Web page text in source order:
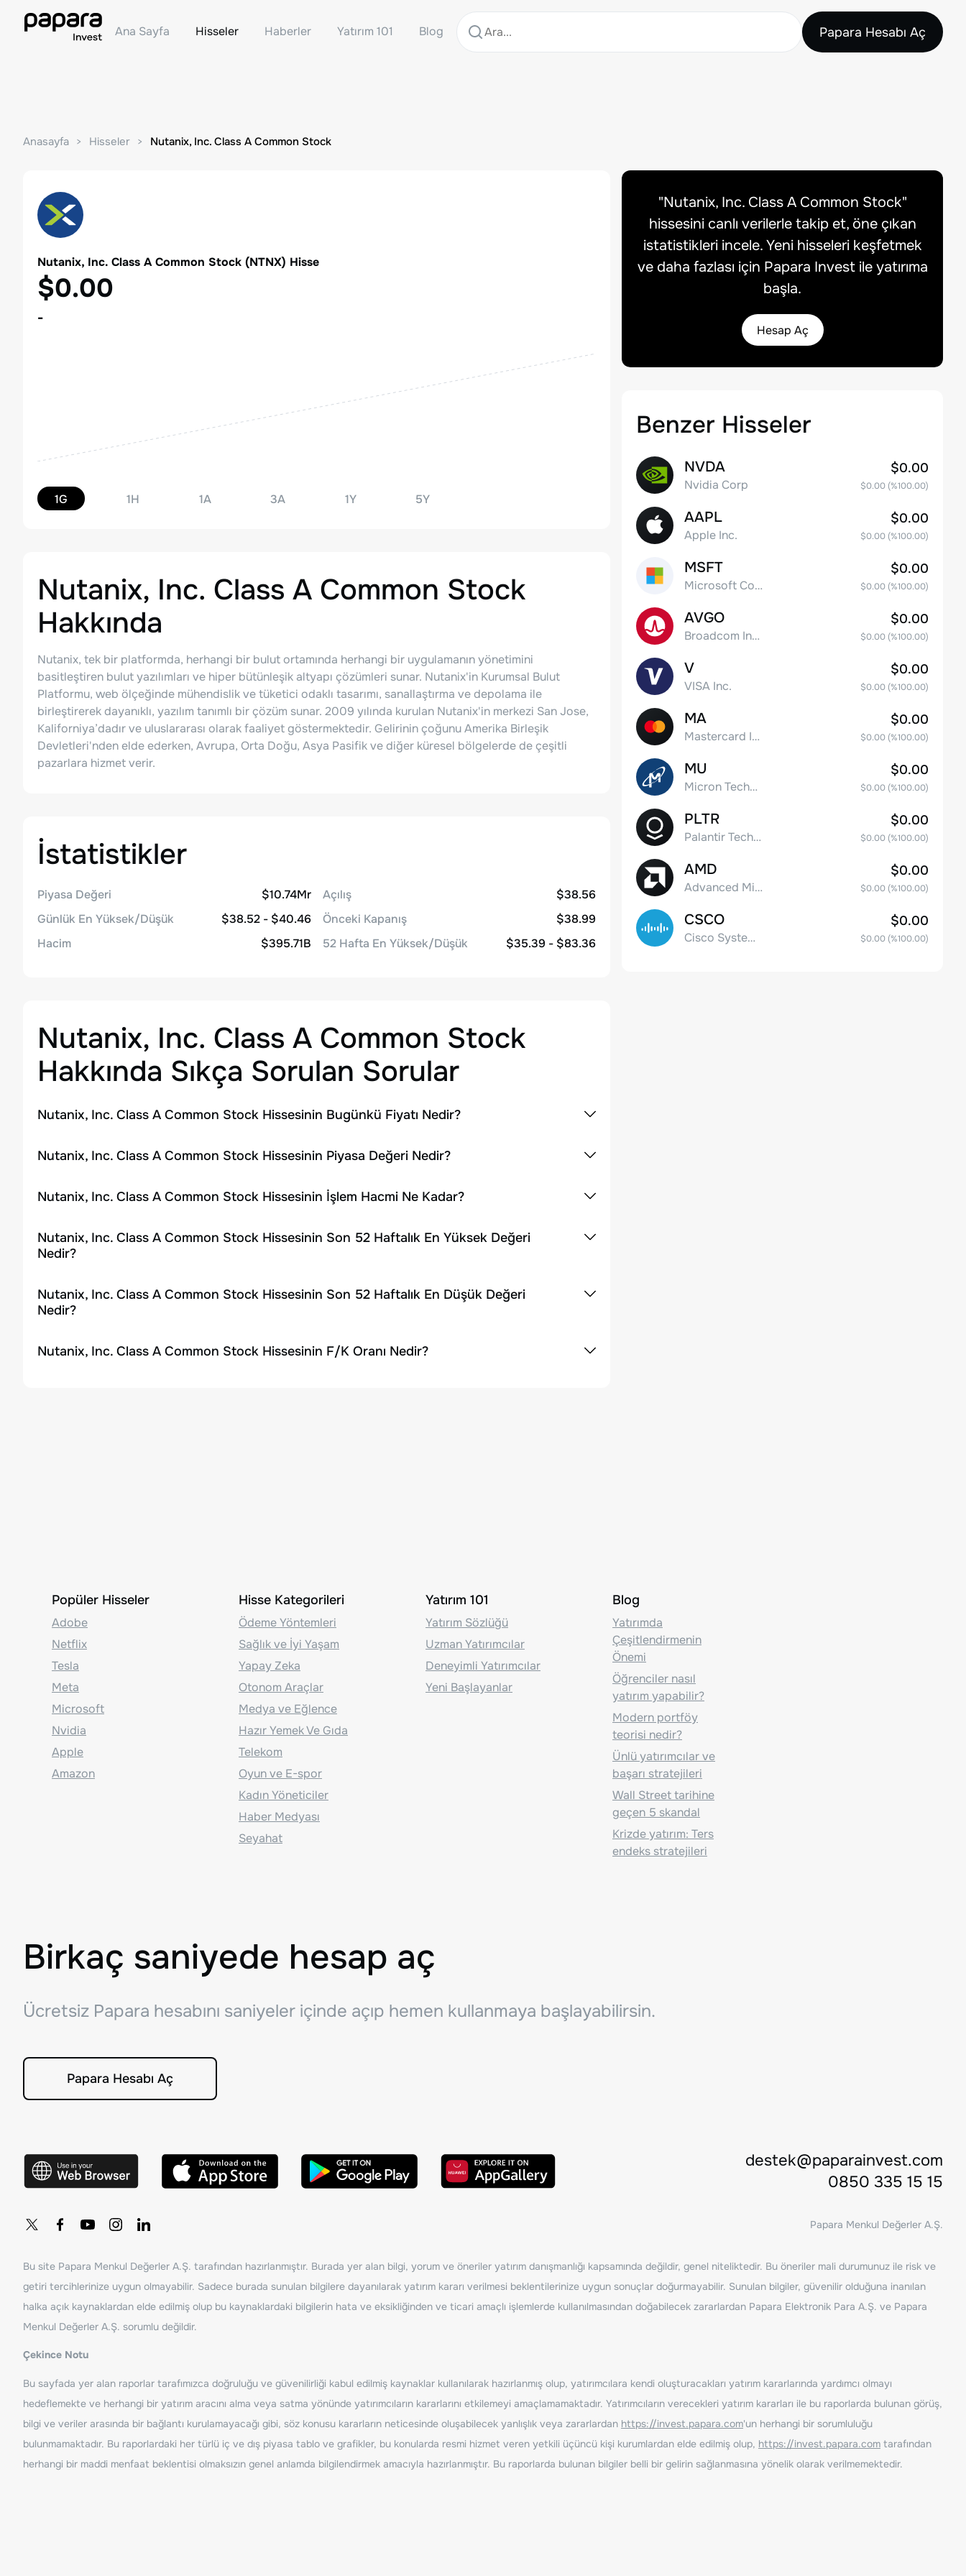
Ana Sayfa Hisseler Haberler Yatırım 101 Blog Papara Hesabı Aç
Anasayfa Hisseler Nutanix, Inc. Class A Common Stock
Nutanix, Inc. Class A Common Stock (NTNX) Hisse
$0.00
-
1G 1H 1A 3A 1Y 5Y
Nutanix, Inc. Class A Common Stock
Hakkında
Nutanix, tek bir platformda, herhangi bir bulut ortamında herhangi bir uygulamanın yönetimini
basitleştiren bulut yazılımları ve hiper bütünleşik altyapı çözümleri sunar. Nutanix'in Kurumsal Bulut
Platformu, web ölçeğinde mühendislik ve tüketici odaklı tasarımı, sanallaştırma ve depolama ile
birleştirerek dayanıklı, yazılım tanımlı bir çözüm sunar. 2009 yılında kurulan Nutanix'in merkezi San Jose,
Kaliforniya’dadır ve uluslararası olarak faaliyet göstermektedir. Gelirinin çoğunu Amerika Birleşik
Devletleri'nden elde ederken, Avrupa, Orta Doğu, Asya Pasifik ve diğer küresel bölgelerde de çeşitli
pazarlara hizmet verir.
İstatistikler
Piyasa Değeri
$10.74Mr
Günlük En Yüksek/Düşük
$38.52 - $40.46
Hacim
$395.71B
Açılış
$38.56
Önceki Kapanış
$38.99
52 Hafta En Yüksek/Düşük
$35.39 - $83.36
Nutanix, Inc. Class A Common Stock
Hakkında Sıkça Sorulan Sorular
Nutanix, Inc. Class A Common Stock Hissesinin Bugünkü Fiyatı Nedir?
Nutanix, Inc. Class A Common Stock Hissesinin Piyasa Değeri Nedir?
Nutanix, Inc. Class A Common Stock Hissesinin İşlem Hacmi Ne Kadar?
Nutanix, Inc. Class A Common Stock Hissesinin Son 52 Haftalık En Yüksek Değeri
Nedir?
Nutanix, Inc. Class A Common Stock Hissesinin Son 52 Haftalık En Düşük Değeri
Nedir?
Nutanix, Inc. Class A Common Stock Hissesinin F/K Oranı Nedir?
"Nutanix, Inc. Class A Common Stock"
hissesini canlı verilerle takip et, öne çıkan
istatistikleri incele. Yeni hisseleri keşfetmek
ve daha fazlası için Papara Invest ile yatırıma
başla.
Hesap Aç
Benzer Hisseler
NVDA
Nvidia Corp
$0.00
$0.00(%100.00)
AAPL
Apple Inc.
$0.00
$0.00(%100.00)
MSFT
Microsoft Corp
$0.00
$0.00(%100.00)
AVGO
Broadcom Inc. Common Stock
$0.00
$0.00(%100.00)
V
VISA Inc.
$0.00
$0.00(%100.00)
MA
Mastercard Incorporated
$0.00
$0.00(%100.00)
MU
Micron Technology, Inc.
$0.00
$0.00(%100.00)
PLTR
Palantir Technologies Inc. Class A Common Stock
$0.00
$0.00(%100.00)
AMD
Advanced Micro Devices
$0.00
$0.00(%100.00)
CSCO
Cisco Systems, Inc. Common Stock (DE)
$0.00
$0.00(%100.00)
Popüler Hisseler
Adobe
Netflix
Tesla
Meta
Microsoft
Nvidia
Apple
Amazon
Hisse Kategorileri
Ödeme Yöntemleri
Sağlık ve İyi Yaşam
Yapay Zeka
Otonom Araçlar
Medya ve Eğlence
Hazır Yemek Ve Gıda
Telekom
Oyun ve E-spor
Kadın Yöneticiler
Haber Medyası
Seyahat
Yatırım 101
Yatırım Sözlüğü
Uzman Yatırımcılar
Deneyimli Yatırımcılar
Yeni Başlayanlar
Blog
Yatırımda
Çeşitlendirmenin
Önemi
Öğrenciler nasıl
yatırım yapabilir?
Modern portföy
teorisi nedir?
Ünlü yatırımcılar ve
başarı stratejileri
Wall Street tarihine
geçen 5 skandal
Krizde yatırım: Ters
endeks stratejileri
Birkaç saniyede hesap aç
Ücretsiz Papara hesabını saniyeler içinde açıp hemen kullanmaya başlayabilirsin.
Papara Hesabı Aç
destek@paparainvest.com
0850 335 15 15
Papara Menkul Değerler A.Ş.
Bu site Papara Menkul Değerler A.Ş. tarafından hazırlanmıştır. Burada yer alan bilgi, yorum ve öneriler yatırım danışmanlığı kapsamında değildir, genel niteliktedir. Bu öneriler mali durumunuz ile risk ve
getiri tercihlerinize uygun olmayabilir. Sadece burada sunulan bilgilere dayanılarak yatırım kararı verilmesi beklentilerinize uygun sonuçlar doğurmayabilir. Sunulan bilgiler, güvenilir olduğuna inanılan
halka açık kaynaklardan elde edilmiş olup bu kaynaklardaki bilgilerin hata ve eksikliğinden ve ticari amaçlı işlemlerde kullanılmasından doğabilecek zararlardan Papara Elektronik Para A.Ş. ve Papara
Menkul Değerler A.Ş. sorumlu değildir.
Çekince Notu
Bu sayfada yer alan raporlar tarafımızca doğruluğu ve güvenilirliği kabul edilmiş kaynaklar kullanılarak hazırlanmış olup, yatırımcılara kendi oluşturacakları yatırım kararlarında yardımcı olmayı
hedeflemekte ve herhangi bir yatırım aracını alma veya satma yönünde yatırımcıların kararlarını etkilemeyi amaçlamamaktadır. Yatırımcıların verecekleri yatırım kararları ile bu raporlarda bulunan görüş,
bilgi ve veriler arasında bir bağlantı kurulamayacağı gibi, söz konusu kararların neticesinde oluşabilecek yanlışlık veya zararlardan https://invest.papara.com'un herhangi bir sorumluluğu
bulunmamaktadır. Bu raporlardaki her türlü iç ve dış piyasa tablo ve grafikler, bu konularda resmi hizmet veren yetkili üçüncü kişi kurumlardan elde edilmiş olup, https://invest.papara.com tarafından
herhangi bir maddi menfaat beklentisi olmaksızın genel anlamda bilgilendirmek amacıyla hazırlanmıştır. Bu raporlarda bulunan bilgiler belli bir gelirin sağlanmasına yönelik olarak verilmemektedir.